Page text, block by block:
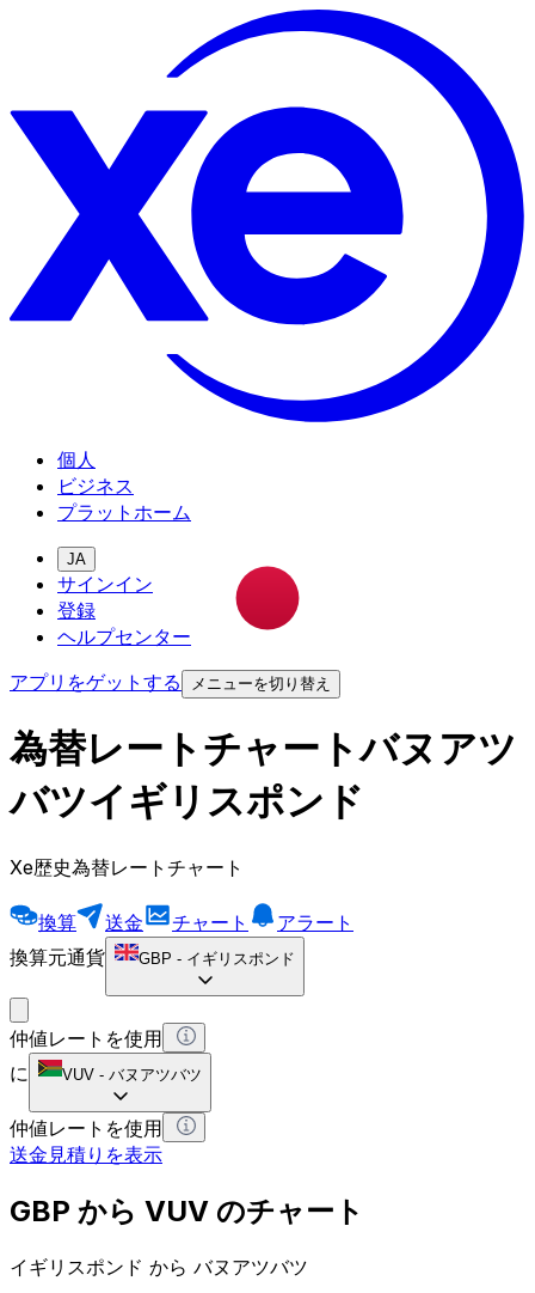
個人
ビジネス
プラットホーム
JA
サインイン
登録
ヘルプセンター
アプリをゲットする
メニューを切り替え
為替レートチャートバヌアツ
バツイギリスポンド
Xe歴史為替レートチャート
換算 送金 チャート
アラート
換算元通貨
GBP - イギリスポンド
仲値レートを使用
に
VUV - バヌアツバツ
仲値レートを使用
送金見積りを表示
GBP から VUV のチャート
イギリスポンド から バヌアツバツ